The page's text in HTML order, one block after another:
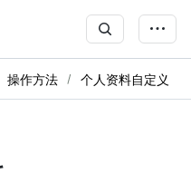
操作方法 个人资料自定义